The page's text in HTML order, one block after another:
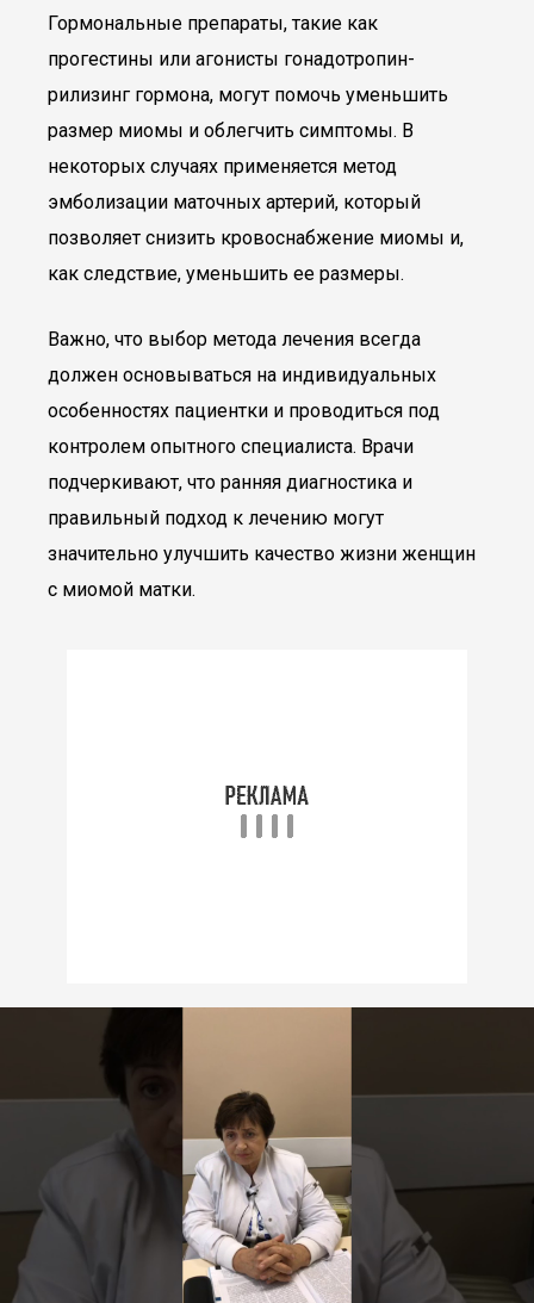
Гормональные препараты, такие как
прогестины или агонисты гонадотропин-
рилизинг гормона, могут помочь уменьшить
размер миомы и облегчить симптомы. В
некоторых случаях применяется метод
эмболизации маточных артерий, который
позволяет снизить кровоснабжение миомы и,
как следствие, уменьшить ее размеры.
Важно, что выбор метода лечения всегда
должен основываться на индивидуальных
особенностях пациентки и проводиться под
контролем опытного специалиста. Врачи
подчеркивают, что ранняя диагностика и
правильный подход к лечению могут
значительно улучшить качество жизни женщин
с миомой матки.